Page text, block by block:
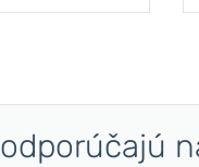
odporúčajú